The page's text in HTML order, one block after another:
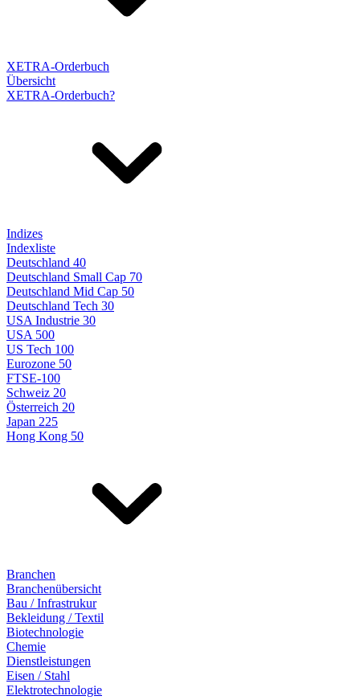
XETRA-Orderbuch
Übersicht
XETRA-Orderbuch?
Indizes
Indexliste
Deutschland 40
Deutschland Small Cap 70
Deutschland Mid Cap 50
Deutschland Tech 30
USA Industrie 30
USA 500
US Tech 100
Eurozone 50
FTSE-100
Schweiz 20
Österreich 20
Japan 225
Hong Kong 50
Branchen
Branchenübersicht
Bau / Infrastrukur
Bekleidung / Textil
Biotechnologie
Chemie
Dienstleistungen
Eisen / Stahl
Elektrotechnologie